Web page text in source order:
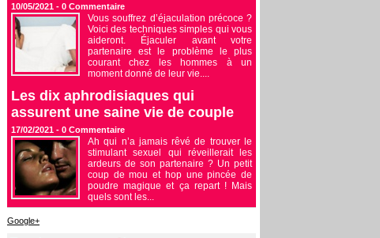
10/05/2021 - 0 Commentaire
Vous souffrez d’éjaculation précoce ?
Voici des techniques simples qui vous
aideront. Éjaculer avant votre
partenaire est le problème le plus
courant chez les hommes à un
moment donné de leur vie....
Les dix aphrodisiaques qui
assurent une saine vie de couple
17/02/2021 - 0 Commentaire
Ah qui n’a jamais rêvé de trouver le
stimulant sexuel qui réveillerait les
ardeurs de son partenaire ? Un petit
coup de mou et hop une pincée de
poudre magique et ça repart ! Mais
quels sont les...
Google+